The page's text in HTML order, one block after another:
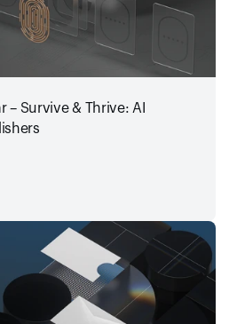
– Survive & Thrive: AI